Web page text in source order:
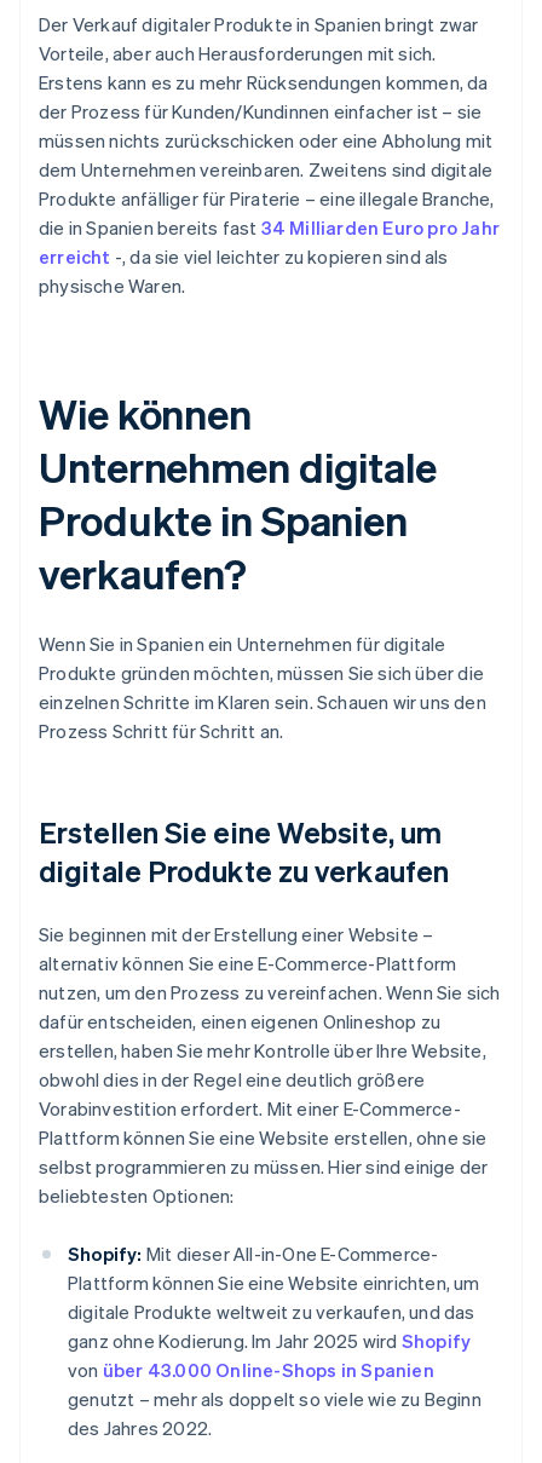
Der Verkauf digitaler Produkte in Spanien bringt zwar
Vorteile, aber auch Herausforderungen mit sich.
Erstens kann es zu mehr Rücksendungen kommen, da
der Prozess für Kunden/Kundinnen einfacher ist – sie
müssen nichts zurückschicken oder eine Abholung mit
dem Unternehmen vereinbaren. Zweitens sind digitale
Produkte anfälliger für Piraterie – eine illegale Branche,
die in Spanien bereits fast 34 Milliarden Euro pro Jahr
erreicht -, da sie viel leichter zu kopieren sind als
physische Waren.
Wie können
Unternehmen digitale
Produkte in Spanien
verkaufen?
Wenn Sie in Spanien ein Unternehmen für digitale
Produkte gründen möchten, müssen Sie sich über die
einzelnen Schritte im Klaren sein. Schauen wir uns den
Prozess Schritt für Schritt an.
Erstellen Sie eine Website, um
digitale Produkte zu verkaufen
Sie beginnen mit der Erstellung einer Website –
alternativ können Sie eine E-Commerce-Plattform
nutzen, um den Prozess zu vereinfachen. Wenn Sie sich
dafür entscheiden, einen eigenen Onlineshop zu
erstellen, haben Sie mehr Kontrolle über Ihre Website,
obwohl dies in der Regel eine deutlich größere
Vorabinvestition erfordert. Mit einer E-Commerce-
Plattform können Sie eine Website erstellen, ohne sie
selbst programmieren zu müssen. Hier sind einige der
beliebtesten Optionen:
Shopify: Mit dieser All-in-One E-Commerce-
Plattform können Sie eine Website einrichten, um
digitale Produkte weltweit zu verkaufen, und das
ganz ohne Kodierung. Im Jahr 2025 wird Shopify
von über 43.000 Online-Shops in Spanien
genutzt – mehr als doppelt so viele wie zu Beginn
des Jahres 2022.